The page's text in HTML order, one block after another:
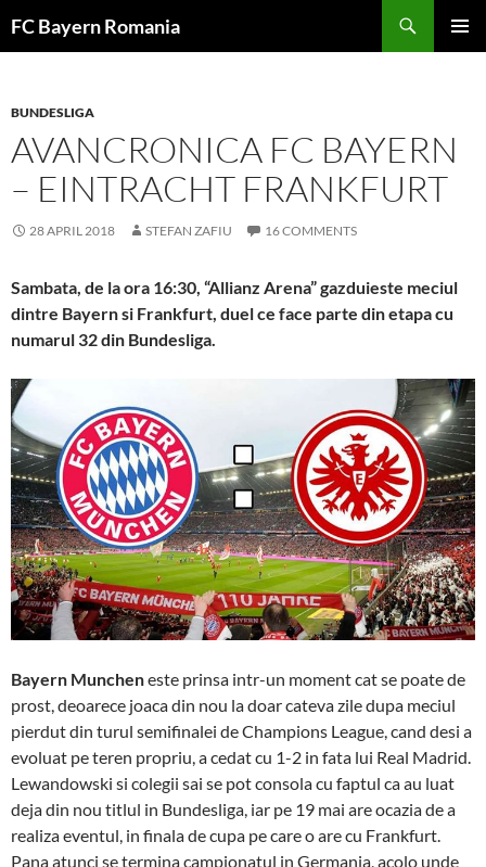
toFC Bayern Romania
BUNDESLIGA
AVANCRONICA FC BAYERN
– EINTRACHT FRANKFURT
28 APRIL 2018 STEFAN ZAFIU 16 COMMENTS
Sambata, de la ora 16:30, “Allianz Arena” gazduieste meciul
dintre Bayern si Frankfurt, duel ce face parte din etapa cu
numarul 32 din Bundesliga.
Bayern Muncheneste prinsa intr-un moment cat se poate de
prost, deoarece joaca din nou la doar cateva zile dupa meciul
pierdut din turul semifinalei de Champions League, cand desi a
evoluat pe teren propriu, a cedat cu 1-2 in fata lui Real Madrid.
Lewandowski si colegii sai se pot consola cu faptul ca au luat
deja din nou titlul in Bundesliga, iar pe 19 mai are ocazia de a
realiza eventul, in finala de cupa pe care o are cu Frankfurt.
Pana atunci se termina campionatul in Germania, acolo unde